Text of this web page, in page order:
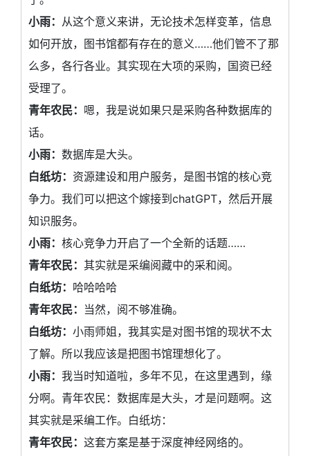
小雨： 从这个意义来讲，无论技术怎样变革，信息
如何开放，图书馆都有存在的意义……他们管不了那
么多，各行各业。其实现在大项的采购，国资已经
受理了。
青年农民： 嗯，我是说如果只是采购各种数据库的
话。
小雨： 数据库是大头。
白纸坊： 资源建设和用户服务，是图书馆的核心竞
争力。我们可以把这个嫁接到chatGPT，然后开展
知识服务。
小雨： 核心竞争力开启了一个全新的话题……
青年农民： 其实就是采编阅藏中的采和阅。
白纸坊： 哈哈哈哈
青年农民： 当然，阅不够准确。
白纸坊： 小雨师姐，我其实是对图书馆的现状不太
了解。所以我应该是把图书馆理想化了。
小雨： 我当时知道啦，多年不见，在这里遇到，缘
分啊。青年农民：数据库是大头，才是问题啊。这
其实就是采编工作。白纸坊：
青年农民： 这套方案是基于深度神经网络的。